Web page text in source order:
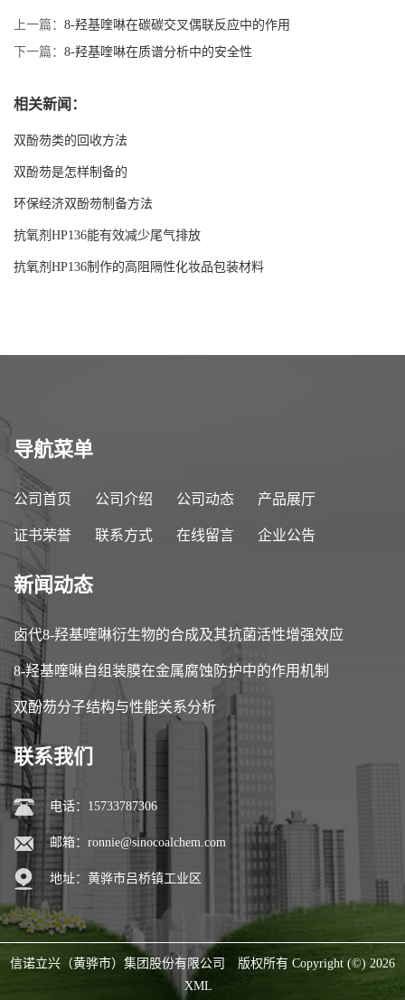
上一篇： 8-羟基喹啉在碳碳交叉偶联反应中的作用
下一篇： 8-羟基喹啉在质谱分析中的安全性
相关新闻：
双酚芴类的回收方法
双酚芴是怎样制备的
环保经济双酚芴制备方法
抗氧剂HP136能有效减少尾气排放
抗氧剂HP136制作的高阻隔性化妆品包装材料
导航菜单
公司首页 公司介绍 公司动态 产品展厅
证书荣誉 联系方式 在线留言 企业公告
新闻动态
卤代8-羟基喹啉衍生物的合成及其抗菌活性增强效应
8-羟基喹啉自组装膜在金属腐蚀防护中的作用机制
双酚芴分子结构与性能关系分析
联系我们
电话：15733787306
邮箱： ronnie@sinocoalchem.com
地址：黄骅市吕桥镇工业区
信诺立兴（黄骅市）集团股份有限公司
版权所有 Copyright (©) 2026
XML